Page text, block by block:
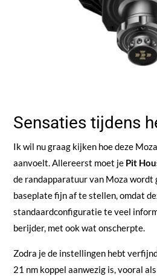
Sensaties tijdens
Ik wil nu graag kijken hoe deze
aanvoelt. Allereerst moet je Pit
de randapparatuur van Moza wordt
baseplate fijn af te stellen, omdat
standaardconfiguratie te veel
berijder, met ook wat onscherpte.
Zodra je de instellingen hebt
21 nm koppel aanwezig is, vooral